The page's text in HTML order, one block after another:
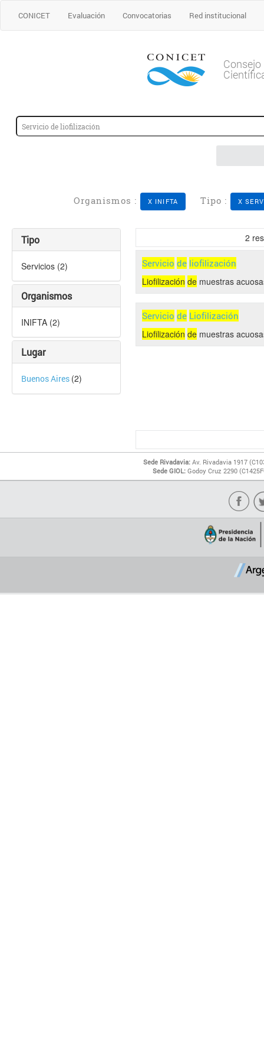
CONICET Evaluación Convocatorias Red institucional
Organismos : X INIFTA Tipo : X
Tipo
Servicios (2)
Organismos
INIFTA (2)
Lugar
Buenos Aires (2)
2
Servicio de liofilización
Liofilización de muestras
Servicio de Liofilización
Liofilización de muestras
Sede Rivadavia: Av. Rivadavia 1917
Sede GIOL: Godoy Cruz 2290